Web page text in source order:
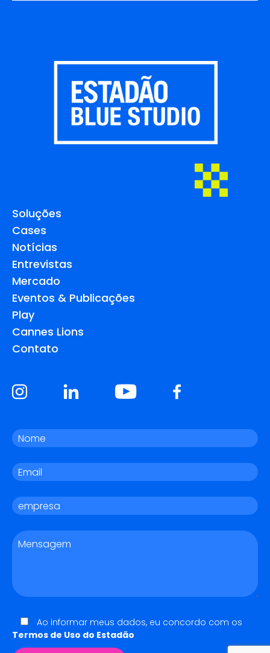
Soluções
Cases
Notícias
Entrevistas
Mercado
Eventos & Publicações
Play
Cannes Lions
Contato
Ao informar meus dados, eu concordo com os
Termos de Uso do Estadão